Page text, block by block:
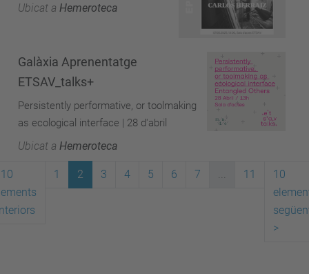
Ubicat a Hemeroteca
Galàxia Aprenentatge
ETSAV_talks+
Persistently performative, or toolmaking
as ecological interface | 28 d'abril
Ubicat a Hemeroteca
10
1 2 3 4 5 6 7 ... 11
10
>